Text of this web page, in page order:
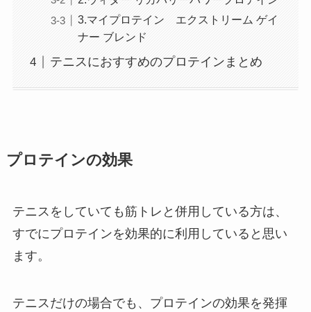
3.マイプロテイン エクストリーム ゲイ
ナー ブレンド
テニスにおすすめのプロテインまとめ
プロテインの効果
テニスをしていても筋トレと併用している方は、
すでにプロテインを効果的に利用していると思い
ます。
テニスだけの場合でも、プロテインの効果を発揮